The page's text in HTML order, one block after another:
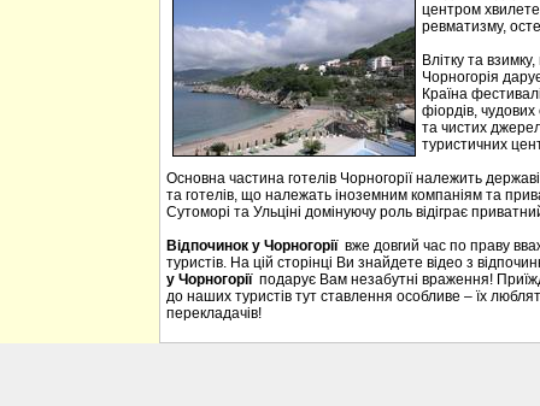
центром
ревматизму,
Влітку та
Чорногорія
Країна
фіордів, чудових
та чистих
туристичних
Основна частина готелів Чорногорії належить
та готелів, що належать іноземним компаніям та
Сутоморі та Ульціні домінуючу роль відіграє
Відпочинок у Чорногорії вже довгий час по праву
туристів. На цій сторінці Ви знайдете відео з
у Чорногоріїподарує Вам незабутні враження!
до наших туристів тут ставлення особливе – їх
перекладачів!